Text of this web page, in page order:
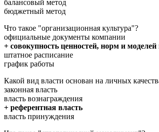
балансовый метод
бюджетный метод
Что такое "организационная культура"?
официальные документы компании
+ совокупность ценностей, норм и
штатное расписание
график работы
Какой вид власти основан на личных
законная власть
власть вознаграждения
+ референтная власть
власть принуждения